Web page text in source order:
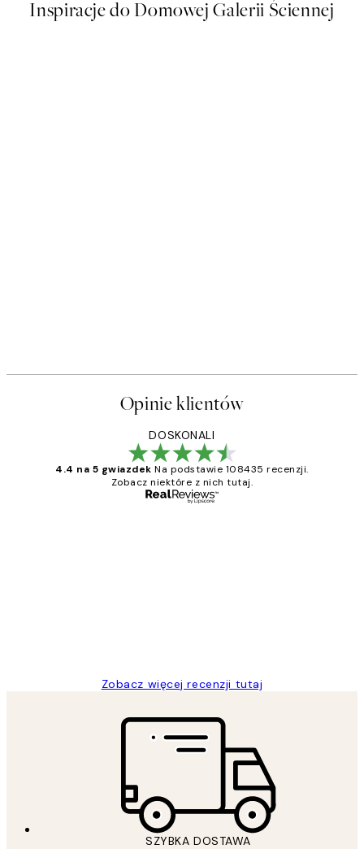
Inspiracje do Domowej Galerii Ściennej
Opinie klientów
DOSKONALI
4.4 na 5 gwiazdek Na podstawie 108435 recenzji.
Zobacz niektóre z nich tutaj.
Zobacz więcej recenzji tutaj
SZYBKA DOSTAWA